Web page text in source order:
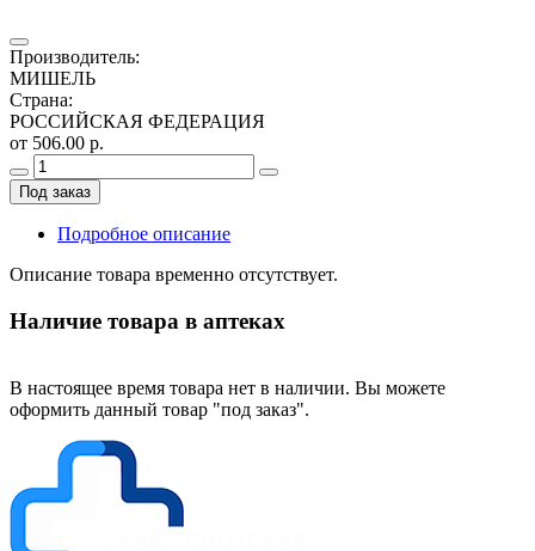
Производитель:
МИШЕЛЬ
Страна:
РОССИЙСКАЯ ФЕДЕРАЦИЯ
от 506.00 р.
Под заказ
Подробное описание
Описание товара временно отсутствует.
Наличие товара в аптеках
В настоящее время товара нет в наличии. Вы можете
оформить данный товар "под заказ".